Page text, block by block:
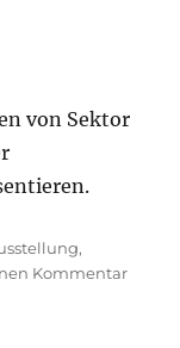
von Sektor
,
Kommentarzu